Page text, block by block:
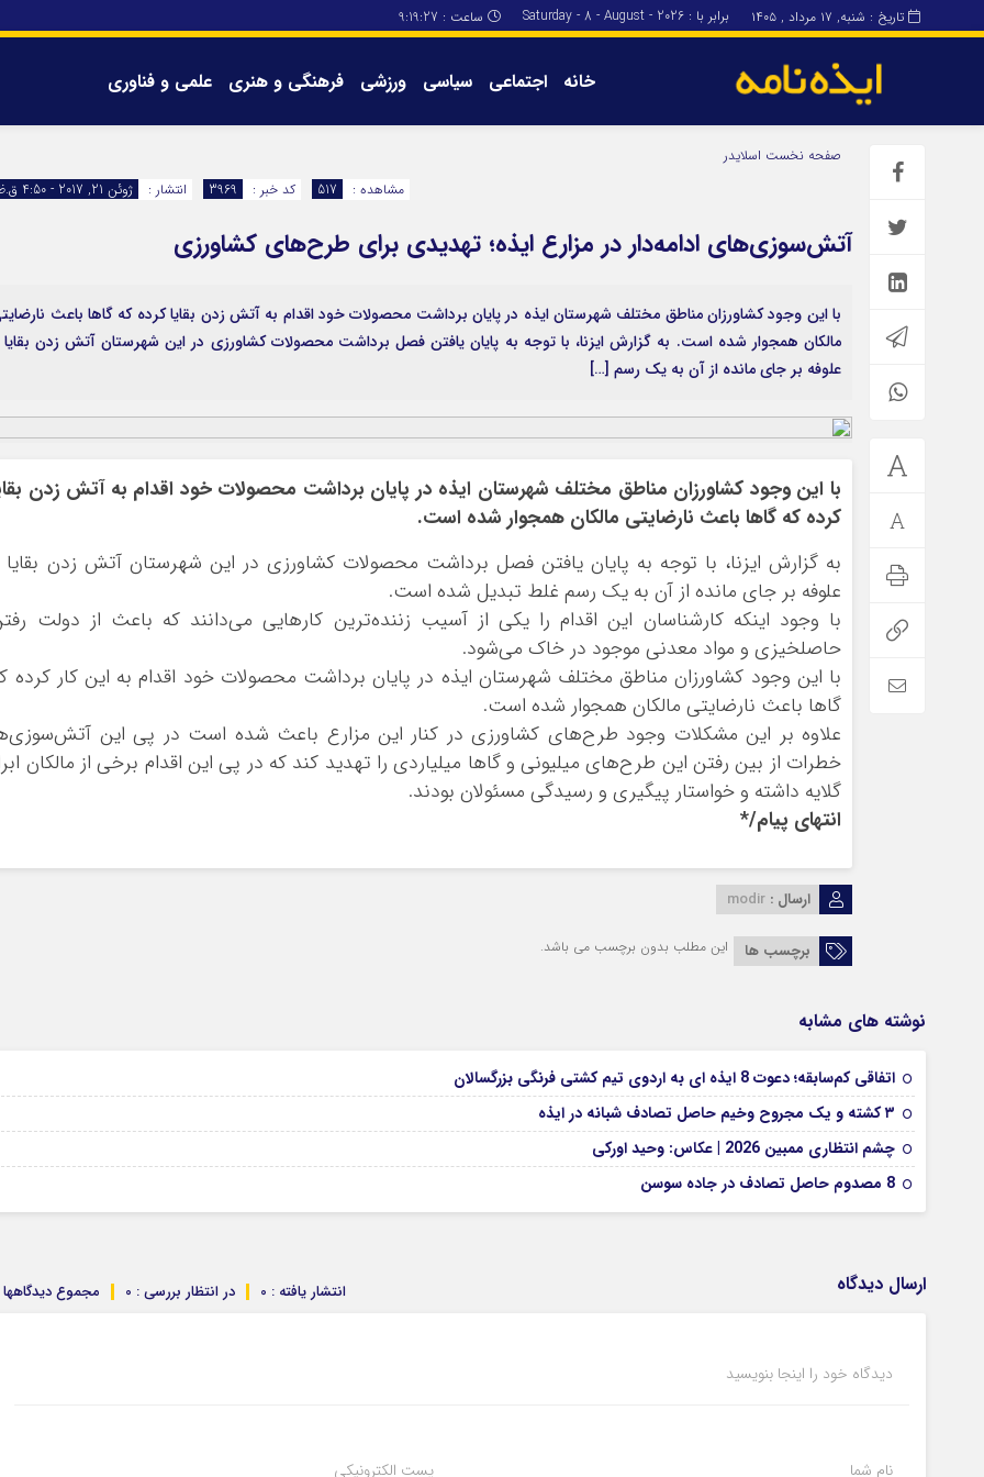
تاریخ : شنبه, ۱۷ مرداد , ۱۴۰۵ برابر با : Saturday - 8 - August - 2026 ساعت : 9:19:28
خانه اجتماعی سیاسی ورزشی فرهنگی و هنری علمی و فناوری
برگه نمونهصفحه نخست اسلایدر
انتشار :
ژوئن 21, 2017 - 4:50 ق.ظ کد خبر : 3969 مشاهده : 517
آتش‌سوزی‌های ادامه‌دار در مزارع ایذه؛ تهدیدی برای طرح‌های کشاورزی
با این وجود کشاورزان مناطق مختلف شهرستان ایذه در پایان برداشت محصولات خود اقدام به آتش زدن بقایا کرده که گاها باعث
مالکان همجوار شده است. به گزارش ایزنا‌، با توجه به پایان یافتن فصل برداشت محصولات کشاورزی در این شهرستان آتش زدن
علوفه بر جای مانده از آن به یک رسم […]
با این وجود کشاورزان مناطق مختلف شهرستان ایذه در پایان برداشت محصولات خود اقدام به آتش زدن
کرده که گاها باعث نارضایتی مالکان همجوار شده است.
به گزارش ایزنا‌، با توجه به پایان یافتن فصل برداشت محصولات کشاورزی در این شهرستان آتش زدن بقایا
علوفه بر جای مانده از آن به یک رسم غلط تبدیل شده است.
با وجود اینکه کارشناسان این اقدام را یکی از آسیب زننده‌ترین کارهایی می‌دانند که باعث از دولت
حاصلخیزی و مواد معدنی موجود در خاک می‌شود.
با این وجود کشاورزان مناطق مختلف شهرستان ایذه در پایان برداشت محصولات خود اقدام به این کار کرده
گاها باعث نارضایتی مالکان همجوار شده است.
علاوه بر این مشکلات وجود طرح‌های کشاورزی در کنار این مزارع باعث شده است در پی این
خطرات از بین رفتن این طرح‌های میلیونی و گاها میلیاردی را تهدید کند که در پی این اقدام برخی از مالکان
گلایه داشته و خواستار پیگیری و رسیدگی مسئولان بودند.
انتهای پیام/*
ارسال : modir
برچسب ها این مطلب بدون برچسب می باشد.
نوشته های مشابه
اتفاقی کم‌سابقه؛ دعوت 8 ایذه ای به اردوی تیم کشتی فرنگی بزرگسالان
۳ کشته و یک مجروح وخیم حاصل تصادف شبانه در ایذه
چشم انتظاری ممبین 2026 | عکاس: وحید اورکی
8 مصدوم حاصل تصادف در جاده سوسن
ارسال دیدگاه مجموع دیدگاهها : در انتظار بررسی : 0 انتشار یافته : 0
دیدگاه خود را اینجا بنویسید
نام شما پست الکترونیکی